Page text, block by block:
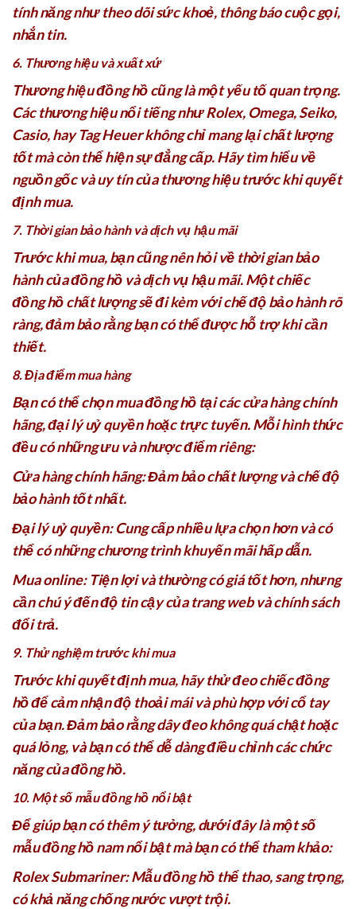
tính năng như theo dõi sức khoẻ, thông báo cuộc gọi,
nhắn tin.
6. Thương hiệu và xuất xứ
Thương hiệu đồng hồ cũng là một yếu tố quan trọng.
Các thương hiệu nổi tiếng như Rolex, Omega, Seiko,
Casio, hay Tag Heuer không chỉ mang lại chất lượng
tốt mà còn thể hiện sự đẳng cấp. Hãy tìm hiểu về
nguồn gốc và uy tín của thương hiệu trước khi quyết
định mua.
7. Thời gian bảo hành và dịch vụ hậu mãi
Trước khi mua, bạn cũng nên hỏi về thời gian bảo
hành của đồng hồ và dịch vụ hậu mãi. Một chiếc
đồng hồ chất lượng sẽ đi kèm với chế độ bảo hành rõ
ràng, đảm bảo rằng bạn có thể được hỗ trợ khi cần
thiết.
8. Địa điểm mua hàng
Bạn có thể chọn mua đồng hồ tại các cửa hàng chính
hãng, đại lý uỷ quyền hoặc trực tuyến. Mỗi hình thức
đều có những ưu và nhược điểm riêng:
Cửa hàng chính hãng: Đảm bảo chất lượng và chế độ
bảo hành tốt nhất.
Đại lý uỷ quyền: Cung cấp nhiều lựa chọn hơn và có
thể có những chương trình khuyến mãi hấp dẫn.
Mua online: Tiện lợi và thường có giá tốt hơn, nhưng
cần chú ý đến độ tin cậy của trang web và chính sách
đổi trả.
9. Thử nghiệm trước khi mua
Trước khi quyết định mua, hãy thử đeo chiếc đồng
hồ để cảm nhận độ thoải mái và phù hợp với cổ tay
của bạn. Đảm bảo rằng dây đeo không quá chật hoặc
quá lỏng, và bạn có thể dễ dàng điều chỉnh các chức
năng của đồng hồ.
10. Một số mẫu đồng hồ nổi bật
Để giúp bạn có thêm ý tưởng, dưới đây là một số
mẫu đồng hồ nam nổi bật mà bạn có thể tham khảo:
Rolex Submariner: Mẫu đồng hồ thể thao, sang trọng,
có khả năng chống nước vượt trội.